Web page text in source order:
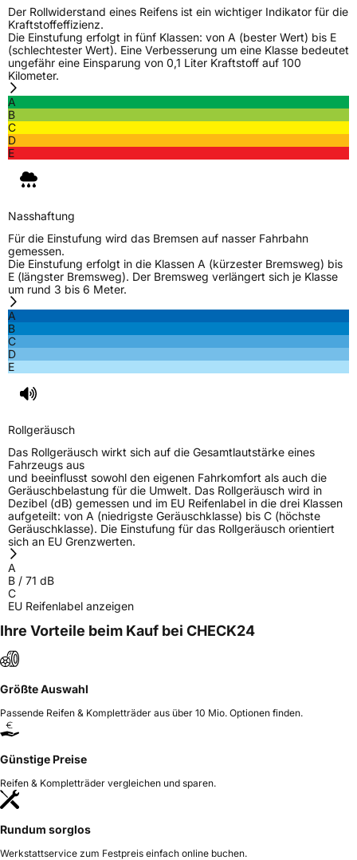
ZustandNeureifen
Verstärkt XL
EU Label
EffizienzD
Nasshaftung
Rollgeräusch (dB)71
FahrzeugklasseC1
Allgemeine Produktsicherheit (GPSR)
Herstellerkontakt
www.yokohama.eu
Der Rollwiderstand eines Reifens ist ein wichtiger Indikator für die
Kraftstoffeffizienz.
Die Einstufung erfolgt in fünf Klassen: von A (bester Wert) bis E
(schlechtester Wert). Eine Verbesserung um eine Klasse bedeutet
ungefähr eine Einsparung von 0,1 Liter Kraftstoff auf 100
Kilometer.
A
B
C
D
E
Nasshaftung
Für die Einstufung wird das Bremsen auf nasser Fahrbahn
gemessen.
Die Einstufung erfolgt in die Klassen A (kürzester Bremsweg) bis
E (längster Bremsweg). Der Bremsweg verlängert sich je Klasse
um rund 3 bis 6 Meter.
A
B
C
D
E
Rollgeräusch
Das Rollgeräusch wirkt sich auf die Gesamtlautstärke eines
Fahrzeugs aus
und beeinflusst sowohl den eigenen Fahrkomfort als auch die
Geräuschbelastung für die Umwelt. Das Rollgeräusch wird in
Dezibel (dB) gemessen und im EU Reifenlabel in die drei Klassen
aufgeteilt: von A (niedrigste Geräuschklasse) bis C (höchste
Geräuschklasse). Die Einstufung für das Rollgeräusch orientiert
sich an EU Grenzwerten.
A
B / 71 dB
C
EU Reifenlabel anzeigen
Ihre Vorteile beim Kauf bei CHECK24
Größte Auswahl
Passende Reifen & Kompletträder aus über 10 Mio. Optionen finden.
Günstige Preise
Reifen & Kompletträder vergleichen und sparen.
Rundum sorglos
Werkstattservice zum Festpreis einfach online buchen.